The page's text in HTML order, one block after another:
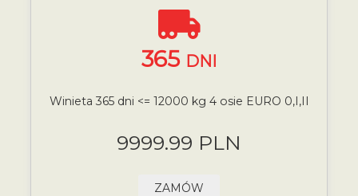
365 DNI
Winieta 365 dni <= 12000 kg 4 osie EURO 0,I,II
9999.99 PLN
ZAMÓW